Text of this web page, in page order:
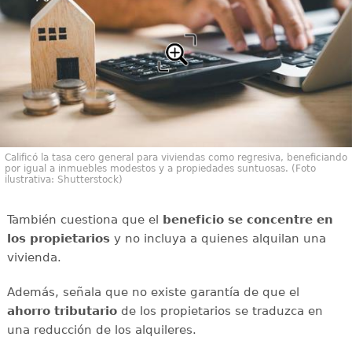
Calificó la tasa cero general para viviendas como regresiva, beneficiando
por igual a inmuebles modestos y a propiedades suntuosas. (Foto
ilustrativa: Shutterstock)
También cuestiona que el beneficio se concentre en
los propietariosy no incluya a quienes alquilan una
vivienda.
Además, señala que no existe garantía de que el
ahorro tributariode los propietarios se traduzca en
una reducción de los alquileres.